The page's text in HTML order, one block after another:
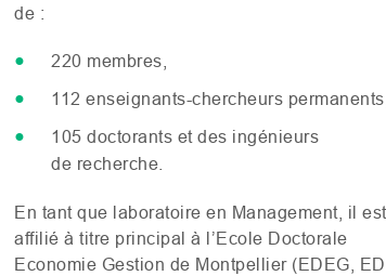
de :
220 membres,
112 enseignants-chercheurs permanents,
105 doctorants et des ingénieurs
de recherche.
En tant que laboratoire en Management, il est
affilié à titre principal à l’Ecole Doctorale
Economie Gestion de Montpellier (EDEG
ED